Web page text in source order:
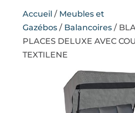
Accueil / Meubles et
Gazébos/ Balancoires/
PLACES DELUXE AVEC
TEXTILENE